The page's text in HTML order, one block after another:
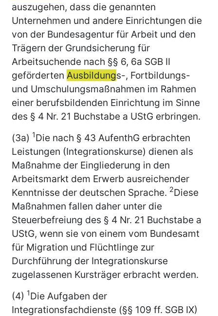
auszugehen, dass die genannten
Unternehmen und andere Einrichtungen die
von der Bundesagentur für Arbeit und den
Trägern der Grundsicherung für
Arbeitsuchende nach §§ 6, 6a SGB II
geförderten Ausbildungs-, Fortbildungs-
und Umschulungsmaßnahmen im Rahmen
einer berufsbildenden Einrichtung im Sinne
des § 4 Nr. 21 Buchstabe a UStG erbringen.
(3a) 1Die nach § 43 AufenthG erbrachten
Leistungen (Integrationskurse) dienen als
Maßnahme der Eingliederung in den
Arbeitsmarkt dem Erwerb ausreichender
Kenntnisse der deutschen Sprache. 2Diese
Maßnahmen fallen daher unter die
Steuerbefreiung des § 4 Nr. 21 Buchstabe a
UStG, wenn sie von einem vom Bundesamt
für Migration und Flüchtlinge zur
Durchführung der Integrationskurse
zugelassenen Kursträger erbracht werden.
(4) 1Die Aufgaben der
Integrationsfachdienste (§§ 109 ff. SGB IX)